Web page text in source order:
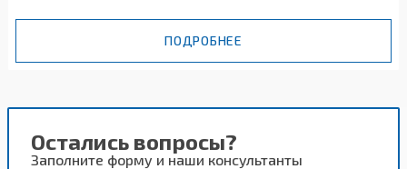
ПОДРОБНЕЕ
Остались вопросы?
Заполните форму и наши консультанты